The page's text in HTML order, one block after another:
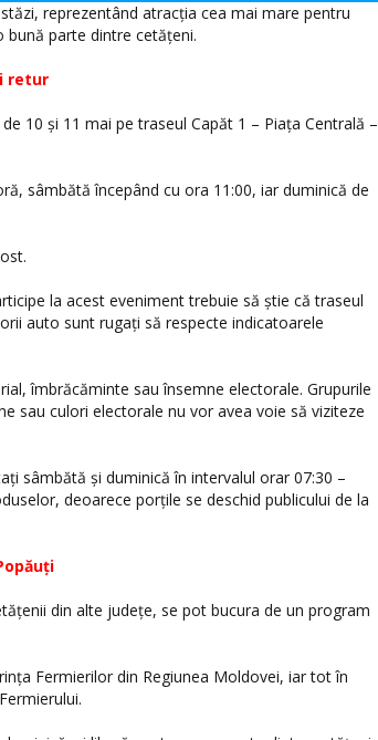
reprezentând atracția cea mai mare pentru
bună parte dintre cetățeni.
retur
10 și 11 mai pe traseul Capăt 1 – Piața Centrală –
sâmbătă începând cu ora 11:00, iar duminică de
la acest eveniment trebuie să știe că traseul
auto sunt rugați să respecte indicatoarele
îmbrăcăminte sau însemne electorale. Grupurile
sau culori electorale nu vor avea voie să viziteze
sâmbătă și duminică în intervalul orar 07:30 –
deoarece porțile se deschid publicului de la
din alte județe, se pot bucura de un program
Fermierilor din Regiunea Moldovei, iar tot în